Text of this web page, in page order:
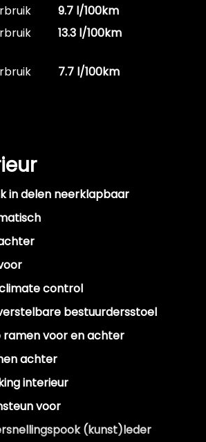
9.7 l/100km
13.3 l/100km
7.7 l/100km
in delen neerklapbaar
control
bestuurdersstoel
ramen voor en achter
achter
interieur
voor
(kunst)leder